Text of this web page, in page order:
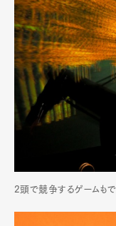
2頭で競争するゲームも